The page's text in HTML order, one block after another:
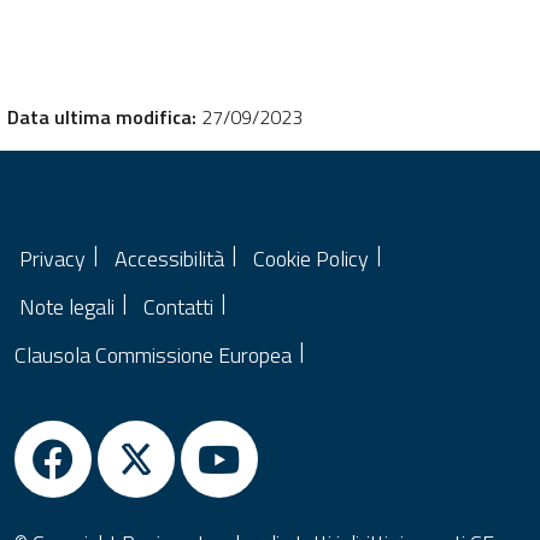
Data ultima modifica: 27/09/2023
Privacy Accessibilità
Cookie Policy
Note legali
Contatti
Clausola Commissione Europea